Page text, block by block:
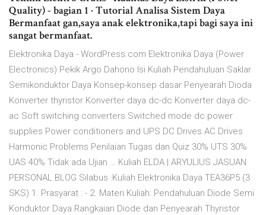
Quality) - bagian 1 · Tutorial Analisa Sistem Daya
Bermanfaat gan,saya anak elektronika,tapi bagi saya ini
sangat bermanfaat.
Elektronika Daya - WordPress.com Elektronika Daya (Power
Electronics) Pekik Argo Dahono Isi Kuliah Pendahuluan Saklar
Semikonduktor Daya Konsep-konsep dasar Penyearah Dioda
Konverter thyristor Konverter daya dc-dc Konverter daya dc-
ac Soft switching converters Switched mode dc power
supplies Power conditioners and UPS DC Drives AC Drives
Harmonic Problems Penilaian Tugas dan Quiz 30% UTS 30%
UAS 40% Tidak ada Ujian … Kuliah ELDA | ARYULIUS JASUAN
PERSONAL BLOG Silabus :Kuliah Elektronika Daya TEA36P5 (3
SKS) 1. Prasyarat : - 2. Materi Kuliah: Pendahuluan Diode Semi
Konduktor Daya Rangkaian Diode dan Penyearah Thyristor